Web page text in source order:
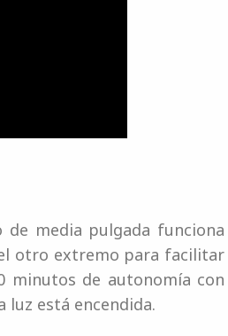
de media pulgada funciona
otro extremo para facilitar
minutos de autonomía con
luz está encendida.